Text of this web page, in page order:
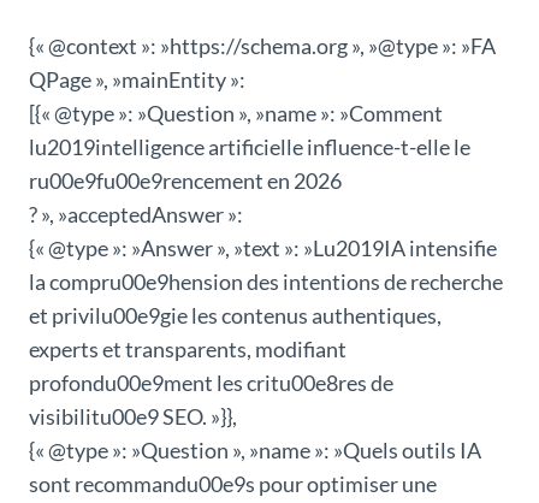
{« @context »: »https://schema.org », »@type »: »FA
QPage », »mainEntity »:
[{« @type »: »Question », »name »: »Comment
lu2019intelligence artificielle influence-t-elle le
ru00e9fu00e9rencement en 2026
? », »acceptedAnswer »:
{« @type »: »Answer », »text »: »Lu2019IA intensifie
la compru00e9hension des intentions de recherche
et privilu00e9gie les contenus authentiques,
experts et transparents, modifiant
profondu00e9ment les critu00e8res de
visibilitu00e9 SEO. »}},
{« @type »: »Question », »name »: »Quels outils IA
sont recommandu00e9s pour optimiser une